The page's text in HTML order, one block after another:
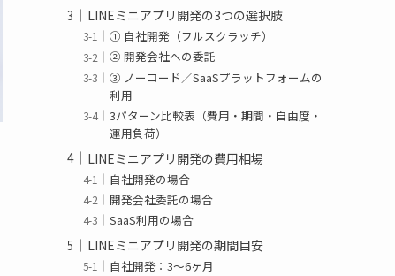
LINEミニアプリ開発の3つの選択肢
① 自社開発（フルスクラッチ）
② 開発会社への委託
③ ノーコード／SaaSプラットフォームの
利用
3パターン比較表（費用・期間・自由度・
運用負荷）
LINEミニアプリ開発の費用相場
自社開発の場合
開発会社委託の場合
SaaS利用の場合
LINEミニアプリ開発の期間目安
自社開発：3〜6ヶ月